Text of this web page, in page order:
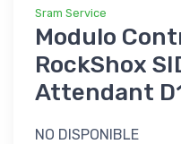
Sram Service
Modulo
RockShox
Attendant
NO DISPONIBLE